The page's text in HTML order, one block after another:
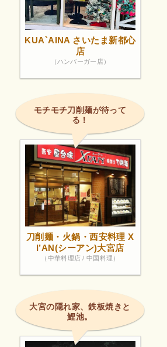
KUA`AINA さいたま新都心
店
（ハンバーガー店）
モチモチ刀削麺が待って
る！
刀削麺・火鍋・西安料理 X
I’AN(シーアン)大宮店
（中華料理店 / 中国料理）
大宮の隠れ家、鉄板焼きと
鯉池。